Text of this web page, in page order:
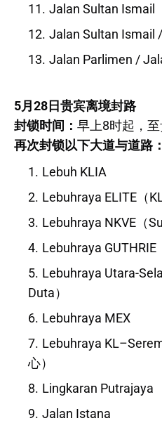
Jalan Sultan Ismail
Jalan Sultan Ismail
Jalan Parlimen /
5月28日贵宾离境封路
封锁时间： 早上8时起，
再次封锁以下大道与道路：
Lebuh KLIA
Lebuhraya ELITE（
Lebuhraya NKVE（
Lebuhraya GUTHRIE
Lebuhraya Utara-
Duta）
Lebuhraya MEX
Lebuhraya
心）
Lingkaran Putrajaya
Jalan Istana